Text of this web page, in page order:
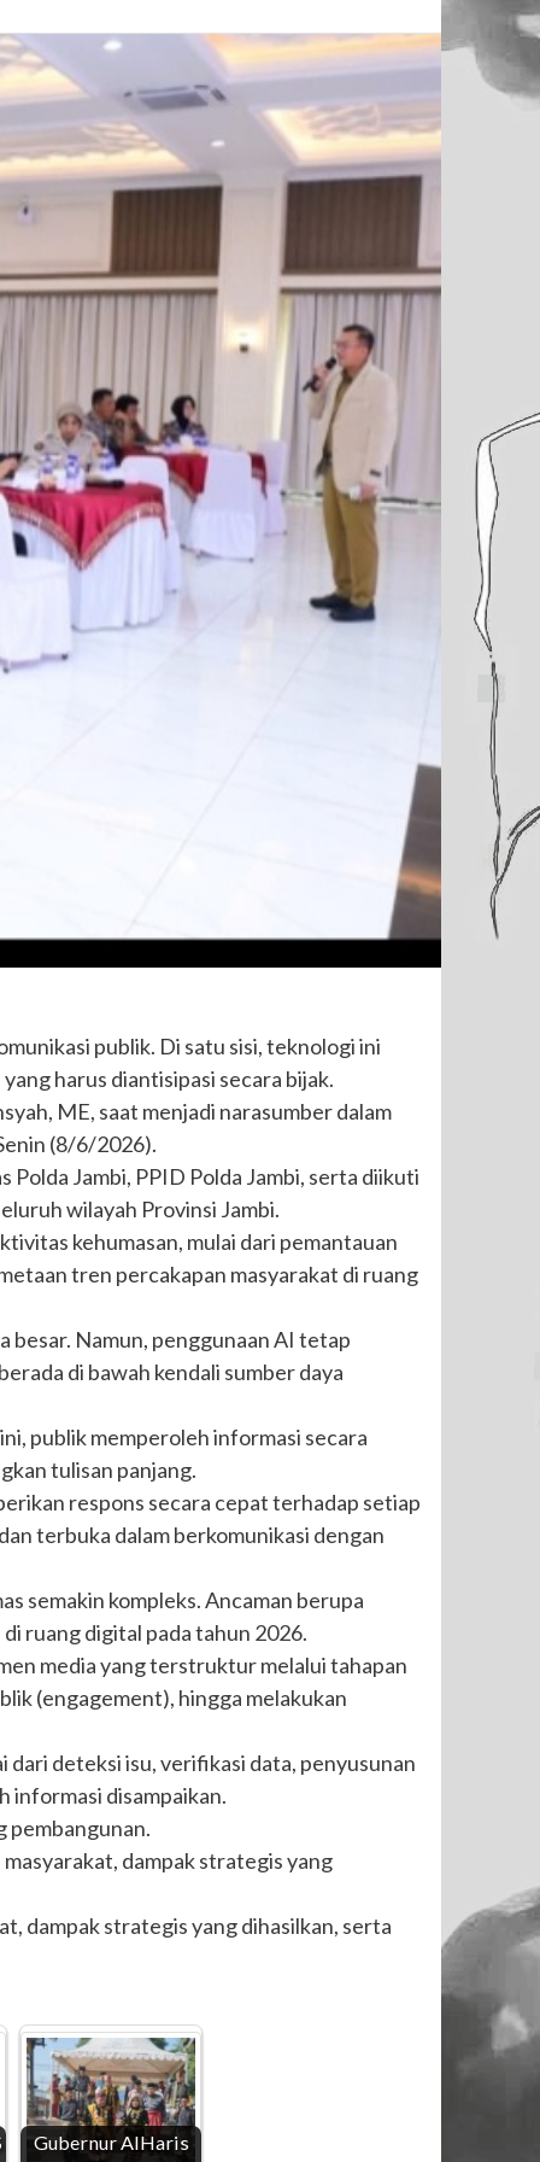
publik. Di satu sisi, teknologi ini
harus diantisipasi secara bijak.
ME, saat menjadi narasumber dalam
(8/6/2026).
Jambi, PPID Polda Jambi, serta diikuti
wilayah Provinsi Jambi.
kehumasan, mulai dari pemantauan
tren percakapan masyarakat di ruang
besar. Namun, penggunaan AI tetap
di bawah kendali sumber daya
publik memperoleh informasi secara
tulisan panjang.
respons secara cepat terhadap setiap
terbuka dalam berkomunikasi dengan
semakin kompleks. Ancaman berupa
ruang digital pada tahun 2026.
media yang terstruktur melalui tahapan
(engagement), hingga melakukan
dari deteksi isu, verifikasi data, penyusunan
informasi disampaikan.
pembangunan.
dampak strategis yang
dampak strategis yang dihasilkan, serta
Gubernur AlHaris